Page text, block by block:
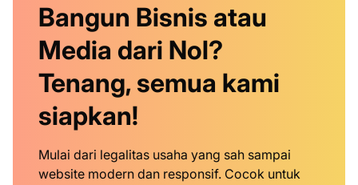
Bangun Bisnis atau
Media dari Nol?
Tenang, semua kami
siapkan!
Mulai dari legalitas usaha yang sah sampai
website modern dan responsif. Cocok untuk